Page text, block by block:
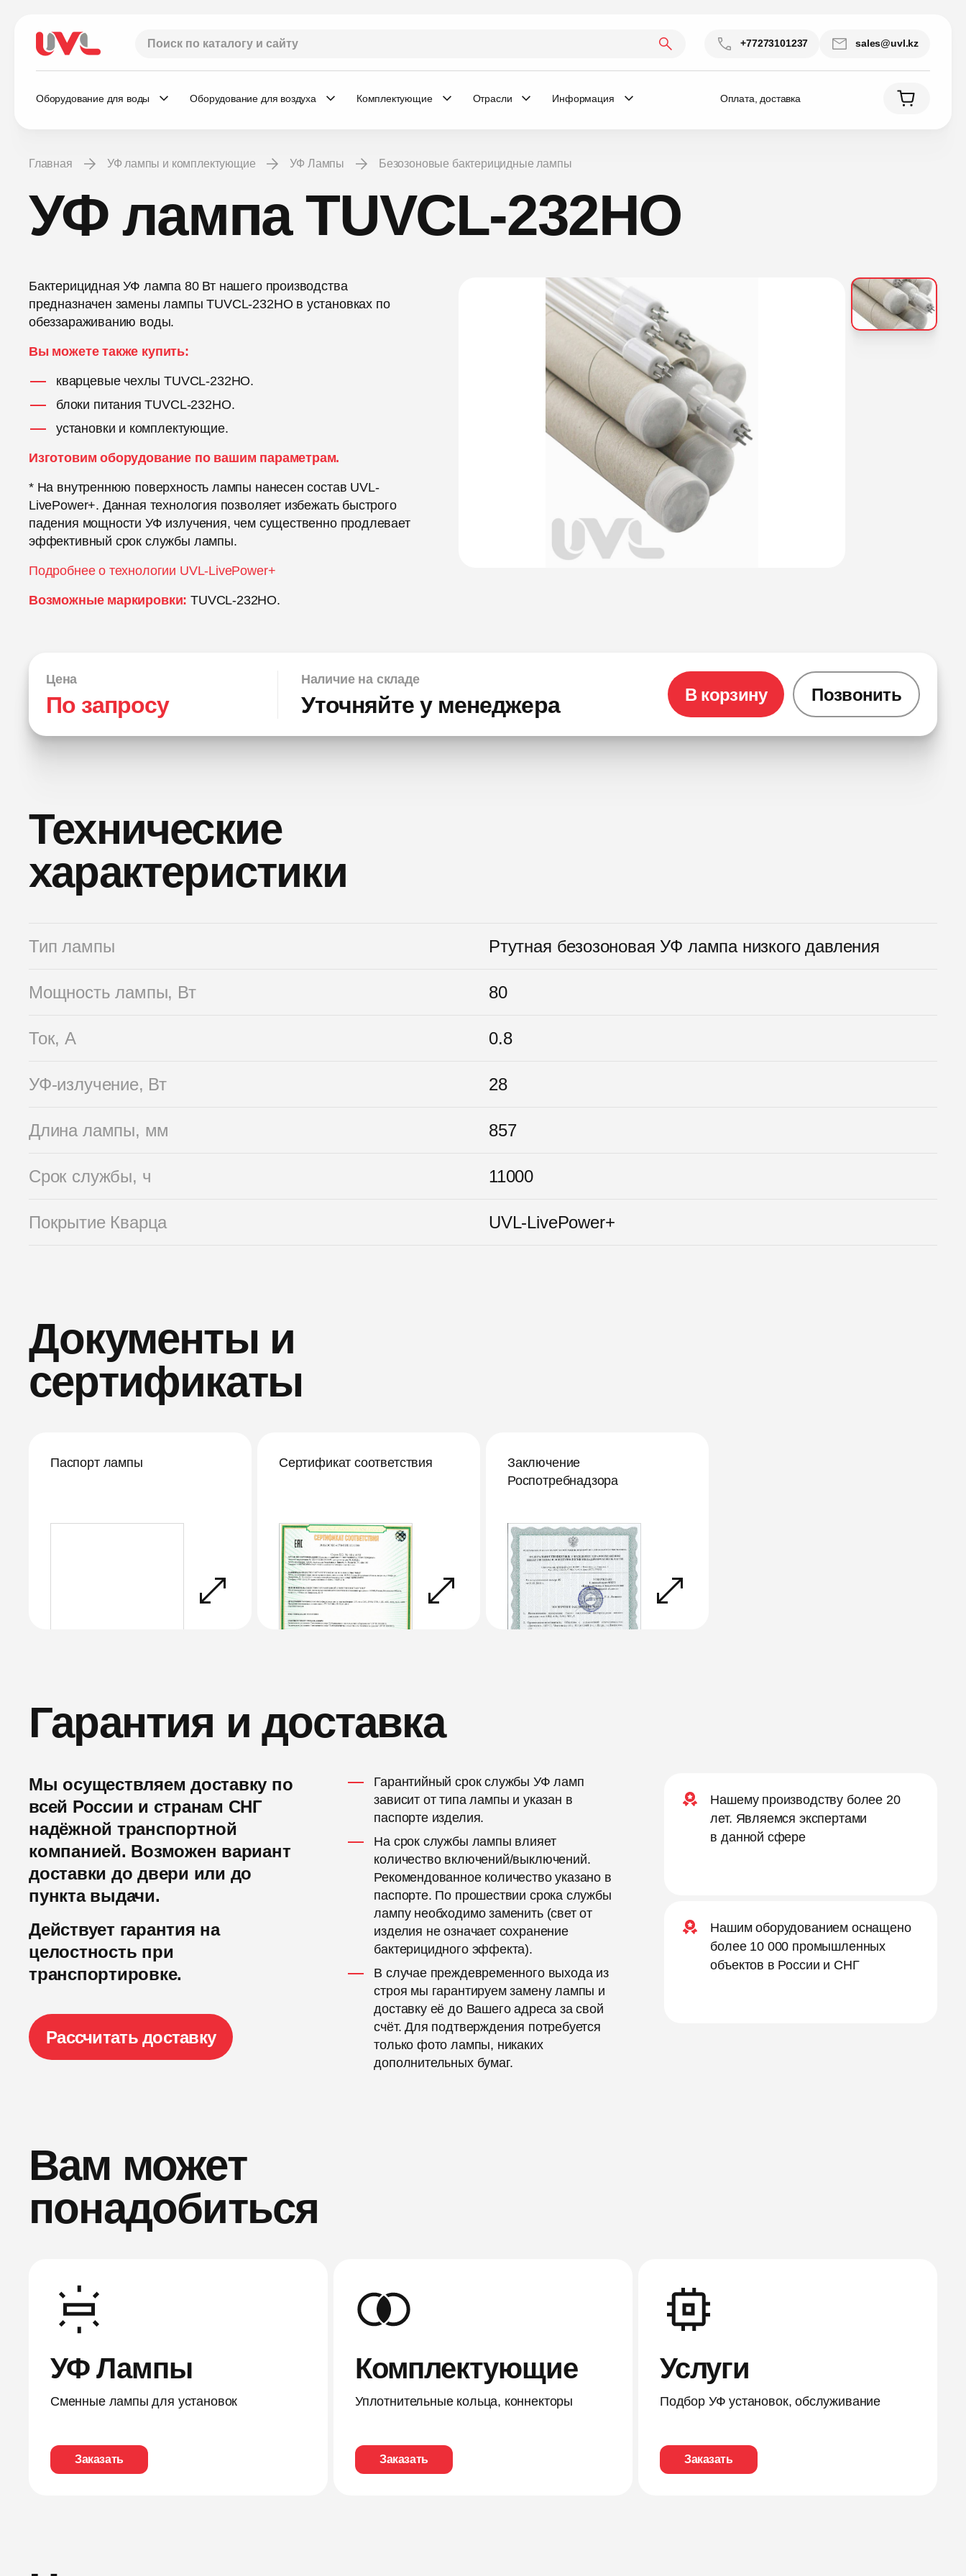
+77273101237 sales@uvl.kz
Оборудование для воды Оборудование для воздуха Комплектующие Отрасли Информация Оплата, доставка
Главная УФ лампы и комплектующие УФ Лампы Безозоновые бактерицидные лампы
УФ лампа TUVCL-232HO
Бактерицидная УФ лампа 80 Вт нашего производства
предназначен замены лампы TUVCL-232HO в установках по
обеззараживанию воды.
Вы можете также купить:
кварцевые чехлы TUVCL-232HO.
блоки питания TUVCL-232HO.
установки и комплектующие.
Изготовим оборудование по вашим параметрам.
* На внутреннюю поверхность лампы нанесен состав UVL-
LivePower+. Данная технология позволяет избежать быстрого
падения мощности УФ излучения, чем существенно продлевает
эффективный срок службы лампы.
Подробнее о технологии UVL-LivePower+
Возможные маркировки: TUVCL-232HO.
Цена
По запросу
Наличие на складе
Уточняйте у менеджера В корзину Позвонить
Технические
характеристики
Тип лампы Ртутная безозоновая УФ лампа низкого давления
Мощность лампы, Вт 80
Ток, А 0.8
УФ-излучение, Вт 28
Длина лампы, мм 857
Срок службы, ч 11000
Покрытие Кварца UVL-LivePower+
Документы и
сертификаты
Паспорт лампы Сертификат соответствия
Заключение
Роспотребнадзора
Гарантия и доставка
Мы осуществляем доставку по
всей России и странам СНГ
надёжной транспортной
компанией. Возможен вариант
доставки до двери или до
пункта выдачи.
Действует гарантия на
целостность при
транспортировке.
Рассчитать доставку
Гарантийный срок службы УФ ламп
зависит от типа лампы и указан в
паспорте изделия.
На срок службы лампы влияет
количество включений/выключений.
Рекомендованное количество указано в
паспорте. По прошествии срока службы
лампу необходимо заменить (свет от
изделия не означает сохранение
бактерицидного эффекта).
В случае преждевременного выхода из
строя мы гарантируем замену лампы и
доставку её до Вашего адреса за свой
счёт. Для подтверждения потребуется
только фото лампы, никаких
дополнительных бумаг.
Нашему производству более 20
лет. Являемся экспертами
в данной сфере
Нашим оборудованием оснащено
более 10 000 промышленных
объектов в России и СНГ
Вам может
понадобиться
УФ Лампы
Сменные лампы для установок
Заказать
Комплектующие
Уплотнительные кольца, коннекторы
Заказать
Услуги
Подбор УФ установок, обслуживание
Заказать